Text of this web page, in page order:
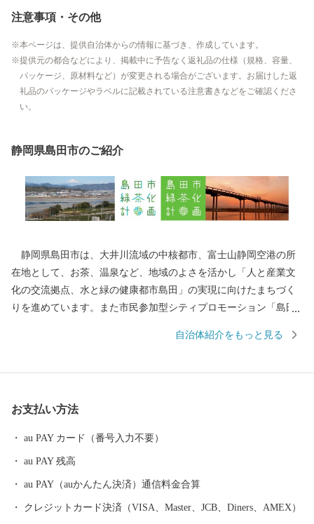
注意事項・その他
本ページは、提供自治体からの情報に基づき、作成しています。
提供元の都合などにより、掲載中に予告なく返礼品の仕様（規格、容量、
パッケージ、原材料など）が変更される場合がございます。お届けした返
礼品のパッケージやラベルに記載されている注意書きなどをご確認くださ
い。
静岡県島田市のご紹介
静岡県島田市は、大井川流域の中核都市、富士山静岡空港の所
在地として、お茶、温泉など、地域のよさを活かし「人と産業文
化の交流拠点、水と緑の健康都市島田」の実現に向けたまちづく
りを進めています。また市民参加型シティプロモーション「島田
街（Ci-TEA）です！ 島田市では地域経済活性化のために、ふる
自治体紹介をもっと見る
お支払い方法
au PAY カード（番号入力不要）
au PAY 残高
au PAY（auかんたん決済）通信料金合算
クレジットカード決済（VISA、Master、JCB、Diners、AMEX）